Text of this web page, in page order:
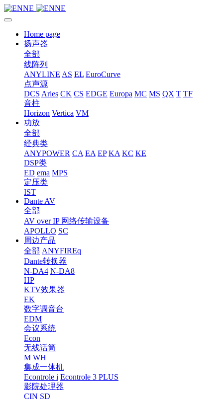
Home page
扬声器
全部
线阵列
ANYLINE AS EL EuroCurve
点声源
DCS Aries CK CS EDGE Europa MC MS QX T TF
音柱
Horizon Vertica VM
功放
全部
经典类
ANYPOWER CA EA EP KA KC KE
DSP类
ED ema MPS
定压类
IST
Dante AV
全部
AV over IP 网络传输设备
APOLLO SC
周边产品
全部 ANYFIREq
Dante转换器
N-DA4 N-DA8
HP
KTV效果器
EK
数字调音台
EDM
会议系统
Econ
无线话筒
M WH
集成一体机
Econtrole i Econtrole 3 PLUS
影院处理器
CIN SD